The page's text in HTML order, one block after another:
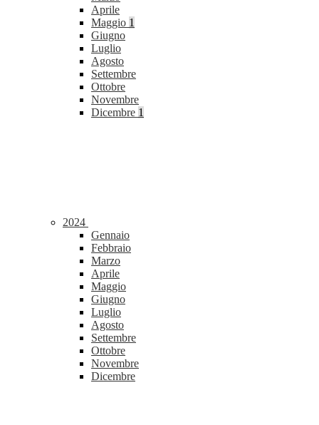
Aprile
Maggio 1
Giugno
Luglio
Agosto
Settembre
Ottobre
Novembre
Dicembre 1
2024
Gennaio
Febbraio
Marzo
Aprile
Maggio
Giugno
Luglio
Agosto
Settembre
Ottobre
Novembre
Dicembre